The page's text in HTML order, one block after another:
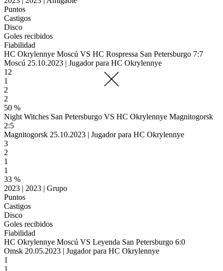
Puntos
Castigos
Disco
Goles recibidos
Fiabilidad
HC Okrylennye Moscú VS HC Rospressa San Petersburgo 7:7
Moscú 25.10.2023 | Jugador para HC Okrylennye
12
1
2
2
50 %
Night Witches San Petersburgo VS HC Okrylennye Magnitogorsk
2:5
Magnitogorsk 25.10.2023 | Jugador para HC Okrylennye
3
2
1
1
33 %
2023 | 2023 | Grupo
Puntos
Castigos
Disco
Goles recibidos
Fiabilidad
HC Okrylennye Moscú VS Leyenda San Petersburgo 6:0
Omsk 20.05.2023 | Jugador para HC Okrylennye
1
1